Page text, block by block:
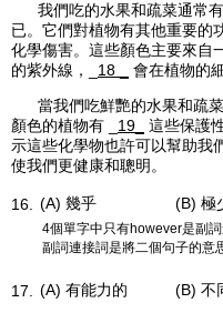
我們吃的水果和疏菜通常有
已。它們對植物有其他重要的
化學傷害。這些顏色主要來自
的紫外線，_ 18 _
會在植物的
當我們吃鮮艷的水果和疏菜
顏色的植物有 _ 19_
這些保護
示這些化學物也許可以幫助我
使我們更健康和聰明。
16. (A) 幾乎 (B) 極
4個單字中只有however是副詞
副詞連接詞是將二個句子的意
17. (A) 有能力的 (B) 不